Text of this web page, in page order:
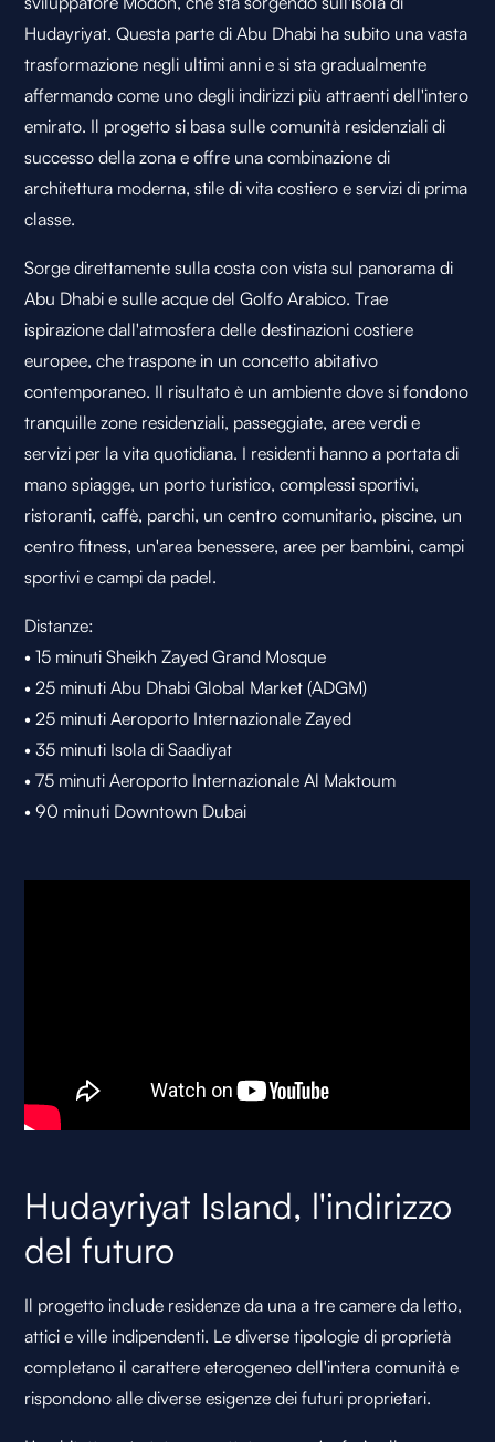
Hudayriyat. Questa parte di Abu Dhabi ha subito una vasta
trasformazione negli ultimi anni e si sta gradualmente
affermando come uno degli indirizzi più attraenti dell'intero
emirato. Il progetto si basa sulle comunità residenziali di
successo della zona e offre una combinazione di
architettura moderna, stile di vita costiero e servizi di prima
classe.
Sorge direttamente sulla costa con vista sul panorama di
Abu Dhabi e sulle acque del Golfo Arabico. Trae
ispirazione dall'atmosfera delle destinazioni costiere
europee, che traspone in un concetto abitativo
contemporaneo. Il risultato è un ambiente dove si fondono
tranquille zone residenziali, passeggiate, aree verdi e
servizi per la vita quotidiana. I residenti hanno a portata di
mano spiagge, un porto turistico, complessi sportivi,
ristoranti, caffè, parchi, un centro comunitario, piscine, un
centro fitness, un'area benessere, aree per bambini, campi
sportivi e campi da padel.
Distanze:
• 15 minuti Sheikh Zayed Grand Mosque
• 25 minuti Abu Dhabi Global Market (ADGM)
• 25 minuti Aeroporto Internazionale Zayed
• 35 minuti Isola di Saadiyat
• 75 minuti Aeroporto Internazionale Al Maktoum
• 90 minuti Downtown Dubai
Hudayriyat Island, l'indirizzo
del futuro
Il progetto include residenze da una a tre camere da letto,
attici e ville indipendenti. Le diverse tipologie di proprietà
completano il carattere eterogeneo dell'intera comunità e
rispondono alle diverse esigenze dei futuri proprietari.